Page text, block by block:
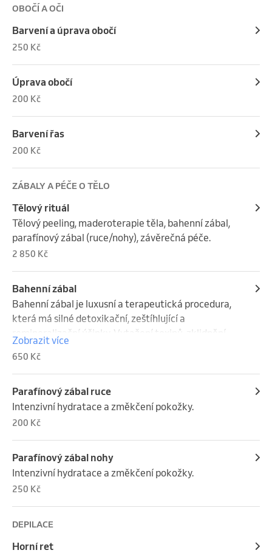
	•	Působí proti předčasnému stárnutí pleti
OBOČÍ A OČI
Barvení a úprava obočí
250 Kč
Úprava obočí
200 Kč
Barvení řas
200 Kč
ZÁBALY A PÉČE O TĚLO
Tělový rituál
Tělový peeling, maderoterapie těla, bahenní zábal,
parafínový zábal (ruce/nohy), závěrečná péče.
2 850 Kč
Bahenní zábal
Bahenní zábal je luxusní a terapeutická procedura,
která má silné detoxikační, zeštíhlující a
remineralizační účinky. Vytažení toxinů, zklidnění
kůže, dodání minerálů, snížení otoků.
Zobrazit více
650 Kč
Parafínový zábal ruce
Intenzivní hydratace a změkčení pokožky.
200 Kč
Parafínový zábal nohy
Intenzivní hydratace a změkčení pokožky.
250 Kč
DEPILACE
Horní ret